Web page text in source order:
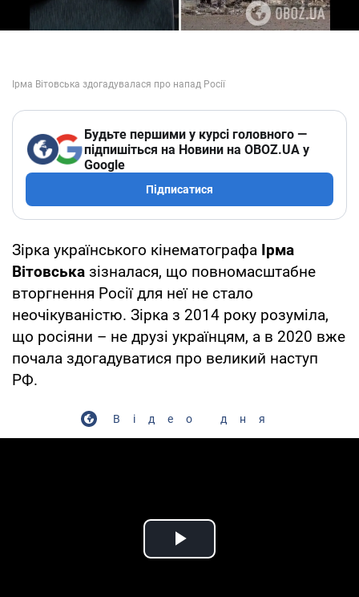
Будьте першими у курсі головного —
підпишіться на Новини на OBOZ.UA у
Google
Підписатися
Зірка українського кінематографа Ірма
Вітовська зізналася, що повномасштабне
вторгнення Росії для неї не стало
неочікуваністю. Зірка з 2014 року розуміла,
що росіяни – не друзі українцям, а в 2020 вже
почала здогадуватися про великий наступ
РФ.
Відео дня
Play Video